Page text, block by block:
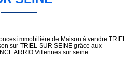
immobilière de Maison à vendre TRIEL
sur TRIEL SUR SEINE grâce aux
ARRIO Villennes sur seine.